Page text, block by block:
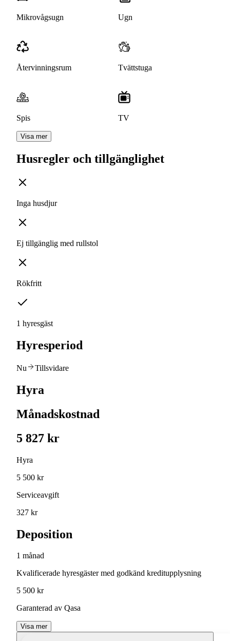
Mikrovågsugn Ugn
Återvinningsrum Tvättstuga
Spis TV
Visa mer
Husregler och tillgänglighet
Inga husdjur
Ej tillgänglig med rullstol
Rökfritt
1 hyresgäst
Hyresperiod
Nu Tillsvidare
Hyra
Månadskostnad
5 827 kr
Hyra
5 500 kr
Serviceavgift
327 kr
Deposition
1 månad
Kvalificerade hyresgäster med godkänd kreditupplysning
5 500 kr
Garanterad av Qasa
Visa mer